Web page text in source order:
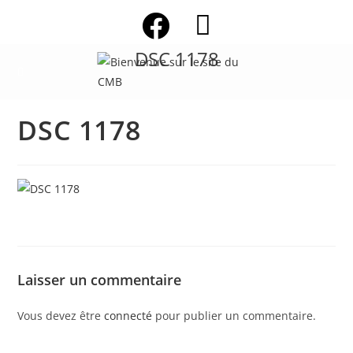
DSC 1178
DSC 1178
Laisser un commentaire
Vous devez êtreconnecté pour publier un commentaire.